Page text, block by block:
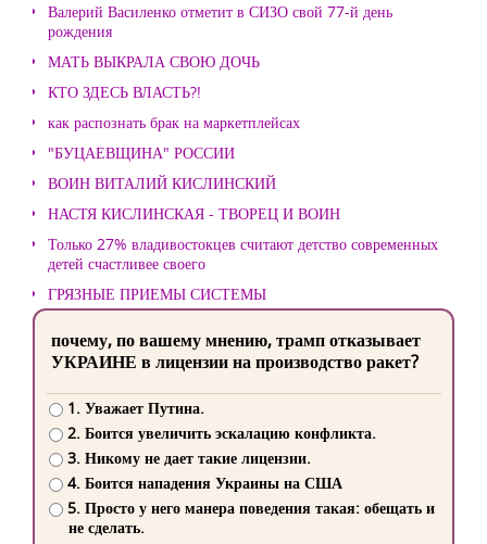
Валерий Василенко отметит в СИЗО свой 77-й день
рождения
МАТЬ ВЫКРАЛА СВОЮ ДОЧЬ
КТО ЗДЕСЬ ВЛАСТЬ?!
как распознать брак на маркетплейсах
"БУЦАЕВЩИНА" РОССИИ
ВОИН ВИТАЛИЙ КИСЛИНСКИЙ
НАСТЯ КИСЛИНСКАЯ - ТВОРЕЦ И ВОИН
Только 27% владивостокцев считают детство современных
детей счастливее своего
ГРЯЗНЫЕ ПРИЕМЫ СИСТЕМЫ
почему, по вашему мнению, трамп отказывает
УКРАИНЕ в лицензии на производство ракет?
1. Уважает Путина.
2. Боится увеличить эскалацию конфликта.
3. Никому не дает такие лицензии.
4. Боится нападения Украины на США
5. Просто у него манера поведения такая: обещать и
не сделать.